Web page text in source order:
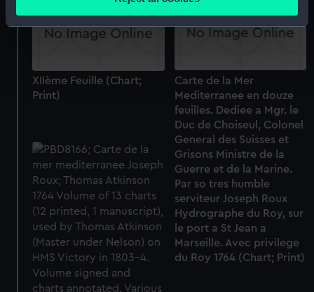
Identify your device by actively scanning it for
specific characteristics (fingerprinting)
and set your preferences in the
details section.
We use necessary cookies to make our websites work
We’d like to use additional cookies to remember your
preferences, understand how our website is used, and to
help us improve it. We may also use cookies to tailor our
marketing to your interests and deliver embedded content
from third-party sources. You can choose to allow all
cookies, change your preferences or opt-out at any time.
Carte de la Mer
Mediterranee en douze
feuilles. Dediee a Mgr. le
Duc de Choiseul, Colonel
General des Suisses et
Grisons Ministre de la
Guerre et de la Marine.
Par so tres humble
serviteur Joseph Roux
Hydrographe du Roy, sur
le port a St Jean a
Marseille. Avec privilege
du Roy 1764 (Chart; Print)
XIIème Feuille (Chart;
Print)